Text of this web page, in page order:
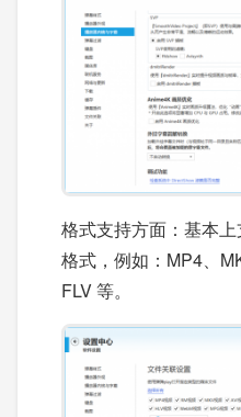
格式支持方面：基本
格式，例如：MP4、
FLV 等。